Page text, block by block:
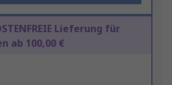
Lieferung für
ab 100,00 €